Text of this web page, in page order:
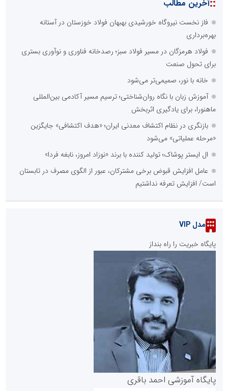
::آخرین مطالب
فاز نخست نیروگاه خورشیدی بهبهان فولاد خوزستان در آستانه
بهره‌برداری
فولاد هرمزگان در مسیر فولاد سبز؛ رصدخانه فناوری و نوآوری بستری
برای تحول صنعت
خانه با نور، صمیمی‌تر می‌شود
آموزش زبان با نگاه روان‌شناختی؛ ترسیم مسیر آکادمی بین‌المللی
ماهنورا، برای یادگیری اثربخش
بازنگری در نظام اکتشاف معدنی ایران؛ «هدف اکتشافی» جایگزین
«مرحله عملیاتی» می‌شود
ال ایستر پوشاک؛ تولید کننده با برند «نوزاد امروز، نابغه فردا»
عامل افزایش قبوض برخی مشترکان، عبور از الگوی مصرف در تابستان
است/ افزایش تعرفه نداشتیم
مدل VIP
پایگاه خبریت را راه بنداز
پایگاه آموزشی احمد باقری